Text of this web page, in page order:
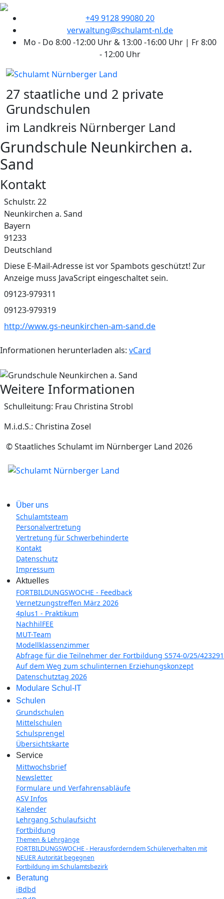
+49 9128 99080 20
verwaltung@schulamt-nl.de
Mo - Do 8:00 -12:00 Uhr & 13:00 -16:00 Uhr | Fr 8:00
- 12:00 Uhr
27 staatliche und 2 private
Grundschulen
im Landkreis Nürnberger Land
Grundschule Neunkirchen a.
Sand
Kontakt
Adresse
Schulstr. 22
Neunkirchen a. Sand
Bayern
91233
Deutschland
E-Mail
Diese E-Mail-Adresse ist vor Spambots geschützt! Zur
Anzeige muss JavaScript eingeschaltet sein.
Telefon
09123-979311
Fax
09123-979319
Website
http://www.gs-neunkirchen-am-sand.de
Informationen herunterladen als: vCard
Weitere Informationen
Weitere Informationen
Schulleitung: Frau Christina Strobl
M.i.d.S.: Christina Zosel
© Staatliches Schulamt im Nürnberger Land 2026
Über uns
Schulamtsteam
Personalvertretung
Vertretung für Schwerbehinderte
Kontakt
Datenschutz
Impressum
Aktuelles
FORTBILDUNGSWOCHE - Feedback
Vernetzungstreffen März 2026
4plus1 - Praktikum
NachhilFEE
MUT-Team
Modellklassenzimmer
Abfrage für die Teilnehmer der Fortbildung S574-0/25/423291
Auf dem Weg zum schulinternen Erziehungskonzept
Datenschutztag 2026
Modulare Schul-IT
Schulen
Grundschulen
Mittelschulen
Schulsprengel
Übersichtskarte
Service
Mittwochsbrief
Newsletter
Formulare und Verfahrensabläufe
ASV Infos
Kalender
Lehrgang Schulaufsicht
Fortbildung
Themen & Lehrgänge
FORTBILDUNGSWOCHE - Herausforderndem Schülerverhalten mit
NEUER Autorität begegnen
Fortbildung im Schulamtsbezirk
Beratung
iBdbd